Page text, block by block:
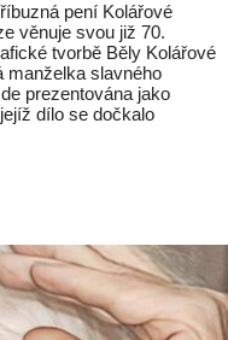
pení Kolářové
věnuje svou již 70.
tvorbě Běly Kolářové
manželka slavného
prezentována jako
dílo se dočkalo